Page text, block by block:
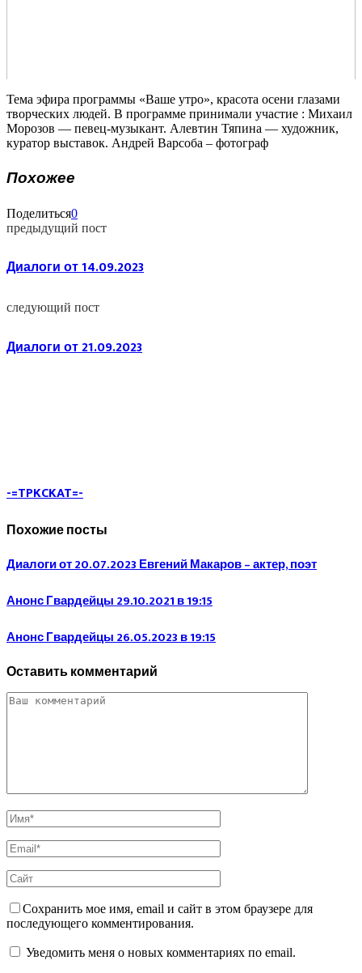
Тема эфира программы «Ваше утро», красота осени глазами
творческих людей. В программе принимали участие : Михаил
Морозов — певец-музыкант. Алевтин Тяпина — художник,
куратор выставок. Андрей Варсоба – фотограф
Похожее
Поделиться0
предыдущий пост
Диалоги от 14.09.2023
следующий пост
Диалоги от 21.09.2023
-=TPKCKAT=-
Похожие посты
Диалоги от 20.07.2023 Евгений Макаров – актер, поэт
Анонс Гвардейцы 29.10.2021 в 19:15
Анонс Гвардейцы 26.05.2023 в 19:15
Оставить комментарий
Сохранить мое имя, email и сайт в этом браузере для
последующего комментирования.
Уведомить меня о новых комментариях по email.